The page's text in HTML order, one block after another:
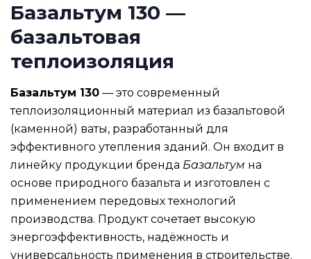
Базальтум 130 —
базальтовая
теплоизоляция
Базальтум 130 — это современный
теплоизоляционный материал из базальтовой
(каменной) ваты, разработанный для
эффективного утепления зданий. Он входит в
линейку продукции бренда Базальтум на
основе природного базальта и изготовлен с
применением передовых технологий
производства. Продукт сочетает высокую
энергоэффективность, надёжность и
универсальность применения в строительстве.